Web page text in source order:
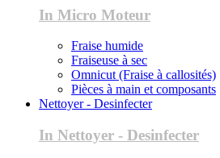
In Micro Moteur
Fraise humide
Fraiseuse à sec
Omnicut (Fraise à callosités)
Pièces à main et composants
Nettoyer - Desinfecter
In Nettoyer - Desinfecter